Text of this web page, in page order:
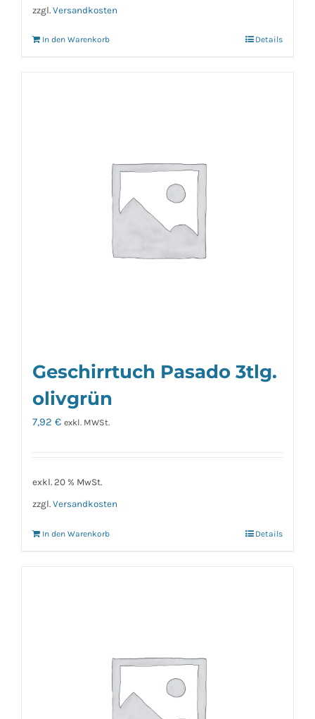
zzgl. Versandkosten
In den Warenkorb Details
Geschirrtuch Pasado 3tlg.
olivgrün
7,92 € exkl. MWSt.
exkl. 20 % MwSt.
zzgl. Versandkosten
In den Warenkorb Details